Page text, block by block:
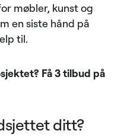
møbler, kunst og
en siste hånd på
til.
Få 3 tilbud på
ditt?